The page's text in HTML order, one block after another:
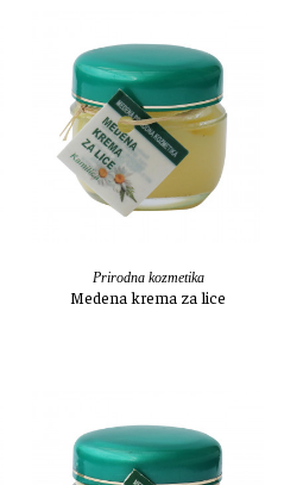
Prirodna kozmetika
Medena krema za lice